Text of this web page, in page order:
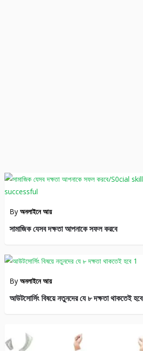
By অনলাইনে আয়
সামাজিক যেসব দক্ষতা আপনাকে সফল করবে
By অনলাইনে আয়
আউটসোর্সিং বিষয়ে নতুনদের যে ৮ দক্ষতা থাকতেই হবে